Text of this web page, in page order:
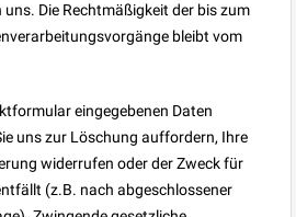
Die Rechtmäßigkeit der bis zum
bleibt vom
eingegebenen Daten
uns zur Löschung auffordern, Ihre
widerrufen oder der Zweck für
(z.B. nach abgeschlossener